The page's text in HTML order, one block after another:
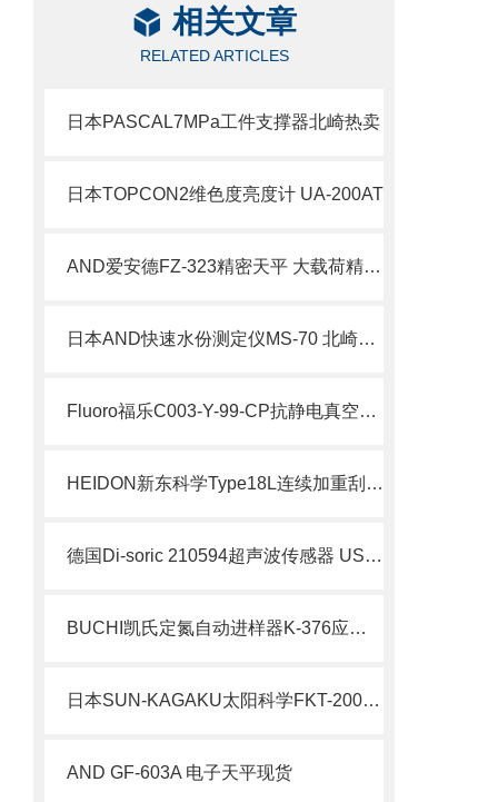
相关文章
RELATED ARTICLES
日本PASCAL7MPa工件支撑器北崎热卖
日本TOPCON​2维色度亮度计 UA-200AT
AND爱安德FZ-323精密天平 大载荷精密称量设备解析
日本AND快速水份测定仪MS-70 北崎热卖
Fluoro福乐C003-Y-99-CP抗静电真空吸笔 12寸硅晶圆 简介
HEIDON新东科学Type18L连续加重刮痕强度测试仪 产品介绍
德国Di-soric 210594超声波传感器 US-M30
BUCHI凯氏定氮自动进样器K-376应用与特点
日本SUN-KAGAKU太阳科学FKT-200密封测试仪北崎热卖
AND GF-603A 电子天平现货